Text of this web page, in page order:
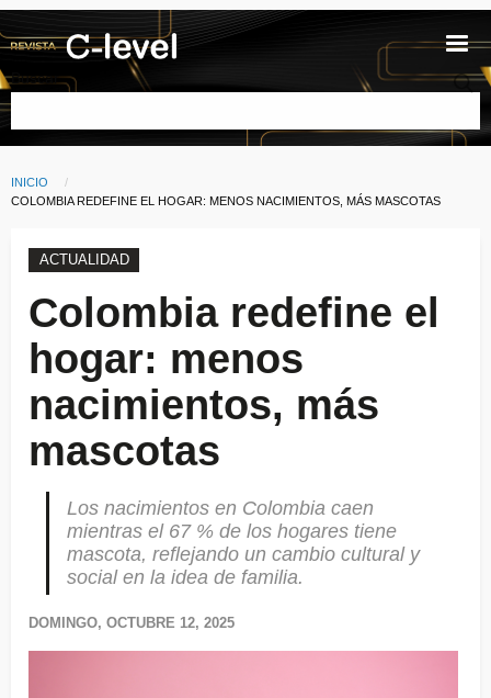
Pasar al contenido principal
Buscar
Ruta de navegación
INICIO
CURRENT:
COLOMBIA REDEFINE EL HOGAR: MENOS NACIMIENTOS, MÁS MASCOTAS
ACTUALIDAD
Colombia redefine el
hogar: menos
nacimientos, más
mascotas
Los nacimientos en Colombia caen
mientras el 67 % de los hogares tiene
mascota, reflejando un cambio cultural y
social en la idea de familia.
DOMINGO, OCTUBRE 12, 2025